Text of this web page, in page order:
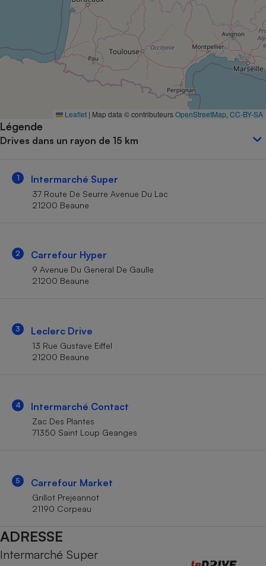
Leaflet | Map data © contributeursOpenStreetMap CC-BY-SA
Légende
Drives dans un rayon de 15 km
1 Intermarché Super
37 Route De Seurre Avenue Du Lac
21200 Beaune
2 Carrefour Hyper
9 Avenue Du General De Gaulle
21200 Beaune
3 Leclerc Drive
13 Rue Gustave Eiffel
21200 Beaune
4 Intermarché Contact
Zac Des Plantes
71350 Saint Loup Geanges
5 Carrefour Market
Grillot Prejeannot
21190 Corpeau
ADRESSE
Intermarché Super
Complément
alimentaire
Assurance emprunteur
Banque
Petit électroménager -
Matelas
Mutuelle